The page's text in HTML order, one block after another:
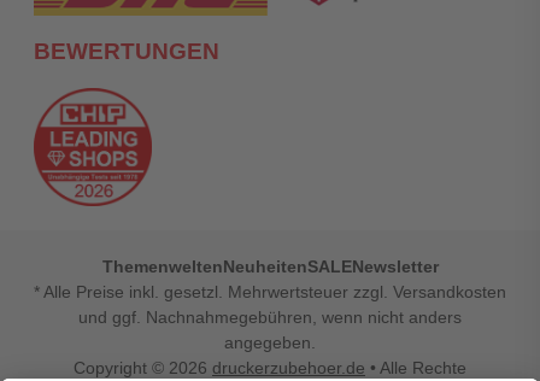
BEWERTUNGEN
ThemenweltenNeuheitenSALENewsletter
* Alle Preise inkl. gesetzl. Mehrwertsteuer zzgl. Versandkosten
und ggf. Nachnahmegebühren, wenn nicht anders
angegeben.
Copyright © 2026 druckerzubehoer.de • Alle Rechte